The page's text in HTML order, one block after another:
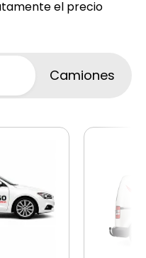
el precio
Camiones